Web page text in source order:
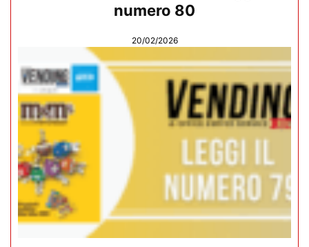
numero 80
20/02/2026